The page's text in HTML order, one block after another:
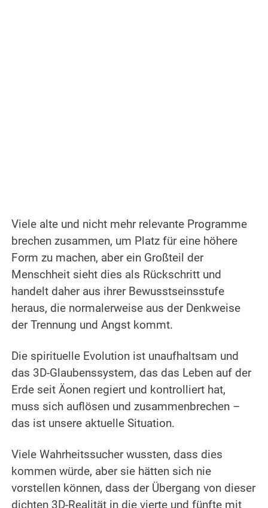
Viele alte und nicht mehr relevante Programme
brechen zusammen, um Platz für eine höhere
Form zu machen, aber ein Großteil der
Menschheit sieht dies als Rückschritt und
handelt daher aus ihrer Bewusstseinsstufe
heraus, die normalerweise aus der Denkweise
der Trennung und Angst kommt.
Die spirituelle Evolution ist unaufhaltsam und
das 3D-Glaubenssystem, das das Leben auf der
Erde seit Äonen regiert und kontrolliert hat,
muss sich auflösen und zusammenbrechen –
das ist unsere aktuelle Situation.
Viele Wahrheitssucher wussten, dass dies
kommen würde, aber sie hätten sich nie
vorstellen können, dass der Übergang von dieser
dichten 3D-Realität in die vierte und fünfte mit